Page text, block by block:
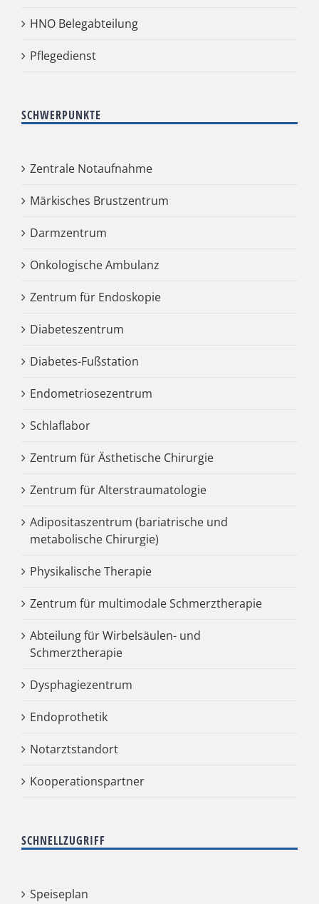
HNO Belegabteilung
Pflegedienst
SCHWERPUNKTE
Zentrale Notaufnahme
Märkisches Brustzentrum
Darmzentrum
Onkologische Ambulanz
Zentrum für Endoskopie
Diabeteszentrum
Diabetes-Fußstation
Endometriosezentrum
Schlaflabor
Zentrum für Ästhetische Chirurgie
Zentrum für Alterstraumatologie
Adipositaszentrum (bariatrische und
metabolische Chirurgie)
Physikalische Therapie
Zentrum für multimodale Schmerztherapie
Abteilung für Wirbelsäulen- und
Schmerztherapie
Dysphagiezentrum
Endoprothetik
Notarztstandort
Kooperationspartner
SCHNELLZUGRIFF
Speiseplan